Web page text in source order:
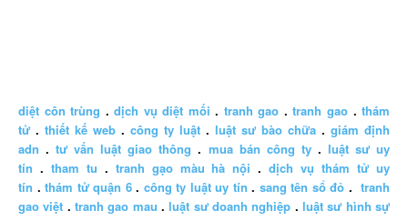
diệt côn trùng .dịch vụ diệt mối . tranh gao .tranh gao .thám
tử . thiết kế web . công ty luật . luật sư bào chữa . giám định
adn .tư vấn luật giao thông . mua bán công ty. luật sư uy
tín . tham tu . tranh gạo màu hà nội .dịch vụ thám tử uy
tín .thám tử quận 6. công ty luật uy tín . sang tên sổ đỏ .tranh
gao việt .tranh gao mau .luật sư doanh nghiệp .luật sư hình sự